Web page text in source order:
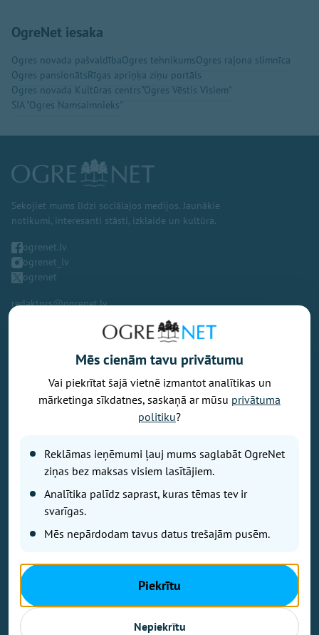
OgreNet iesaka
Ogres novada pašvaldībaOgres tehnikumsOgres rajona slimnīca
Ogres pansionātsRīgas apriņķa ziņu portāls
Ogres novada Kultūras centrs"Ogres Vēstis Visiem"
SIA "Ogres Namsaimnieks"
Sekojiet mums līdzi sociālajos medijos. Jaunākie
notikumi, interesanti stāsti, izklaide un kultūra.
ogrenet.lv
ogrenet_lv
ogrenet
redaktors@ogrenet.lv
Vēlaties izteikt savu viedokli par portālu? Pamanījāt kļūdu? Ir
problēma, ko vēlaties apspriest publiski? Vēlaties iesūtīt rakstu par
Jums aktuālu tēmu? Varbūt Jums vajadzīgs padoms? Rakstiet uz
Izdevējs: SIA "Ogres Balss".
Juridiskā adrese: Lāčplēša iela 24
Ētikas kodeks
Autortiesības
Kontakti
Reklāma
Mēs cienām tavu privātumu
Vai piekrītat šajā vietnē izmantot analītikas un
mārketinga sīkdatnes, saskaņā ar mūsu privātuma
politiku?
Reklāmas ieņēmumi ļauj mums saglabāt OgreNet
ziņas bez maksas visiem lasītājiem.
Analītika palīdz saprast, kuras tēmas tev ir
svarīgas.
Mēs nepārdodam tavus datus trešajām pusēm.
Piekrītu
Nepiekrītu